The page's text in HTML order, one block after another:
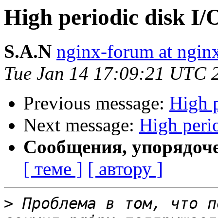
High periodic disk I/
S.A.N nginx-forum at
Tue Jan 14 17:09:21 UTC
Previous message: High
Next message: High
Сообщения,
[ теме ] [ автору ]
> Проблема в том, что